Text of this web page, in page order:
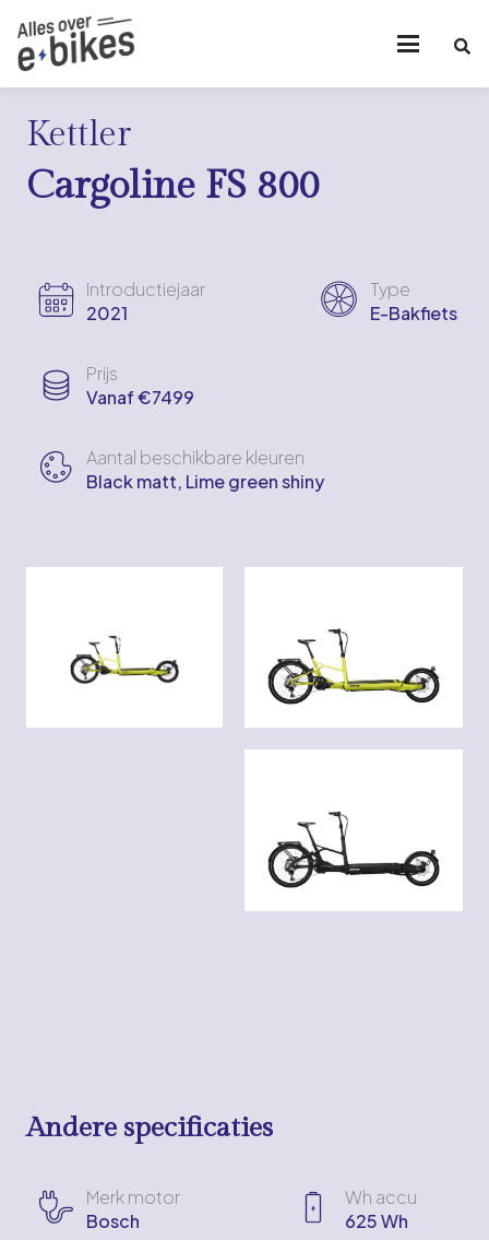
Kettler
Cargoline FS 800
Introductiejaar
2021
Type
E-Bakfiets
Prijs
Vanaf €7499
Aantal beschikbare kleuren
Black matt, Lime green shiny
Andere specificaties
Merk motor
Bosch
Wh accu
625 Wh